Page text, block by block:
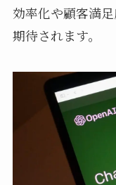
効率化や顧客満
期待されます。